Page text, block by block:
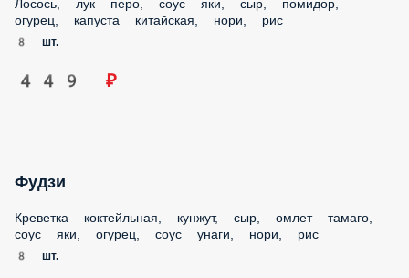
8 шт.
449 ₽
Креветка коктейльная, кунжут, сыр, омлет тамаго, соус яки,
8 шт.
409 ₽